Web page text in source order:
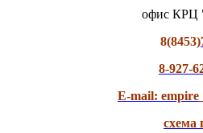
офис КРЦ
8(8453)
8-927-
E-mail:
схема